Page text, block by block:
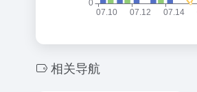
相关导航